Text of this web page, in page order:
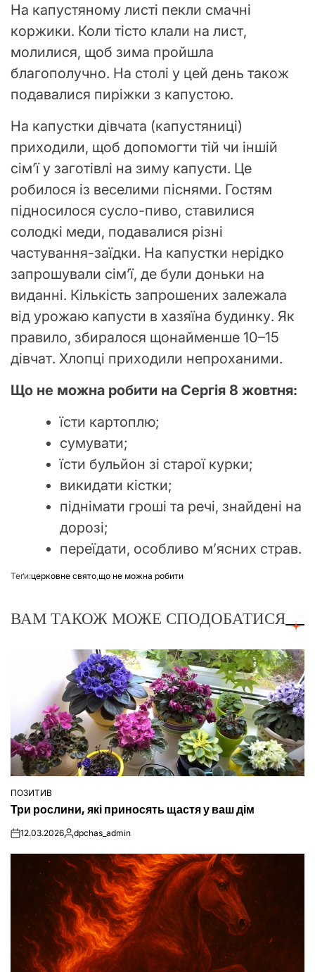
На капустяному листі пекли смачні
коржики. Коли тісто клали на лист,
молилися, щоб зима пройшла
благополучно. На столі у цей день також
подавалися пиріжки з капустою.
На капустки дівчата (капустяниці)
приходили, щоб допомогти тій чи іншій
сім’ї у заготівлі на зиму капусти. Це
робилося із веселими піснями. Гостям
підносилося сусло-пиво, ставилися
солодкі меди, подавалися різні
частування-заїдки. На капустки нерідко
запрошували сім’ї, де були доньки на
виданні. Кількість запрошених залежала
від урожаю капусти в хазяїна будинку. Як
правило, збиралося щонайменше 10–15
дівчат. Хлопці приходили непроханими.
Що не можна робити на Сергія 8 жовтня:
їсти картоплю;
сумувати;
їсти бульйон зі старої курки;
викидати кістки;
піднімати гроші та речі, знайдені на
дорозі;
переїдати, особливо м’ясних страв.
Теґи:церковне свято що не можна робити
ВАМ ТАКОЖ МОЖЕ СПОДОБАТИСЯ
ОПУБЛІКУВАТИ
ПОЗИТИВ
Три рослини, які приносять щастя у ваш дім
on12.03.2026Опубліковано
dpchas_admin